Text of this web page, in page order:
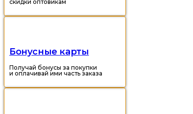
скидки оптовикам
Бонусные карты
Получай бонусы за покупки
и оплачивай ими часть заказа